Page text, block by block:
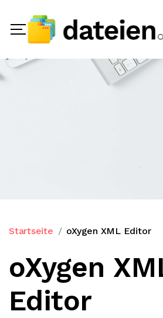
Startseite oXygen XML Editor
oXygen
Editor